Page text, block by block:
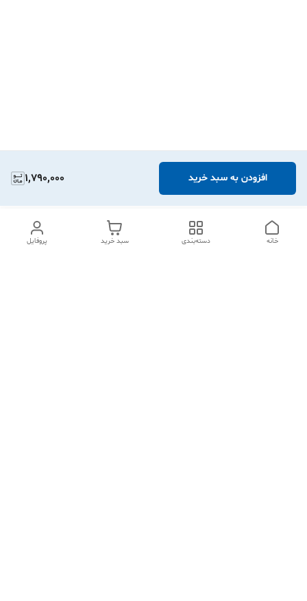
1,790,000 افزودن به سبد خرید
پروفایل سبد خرید دسته‌بندی خانه